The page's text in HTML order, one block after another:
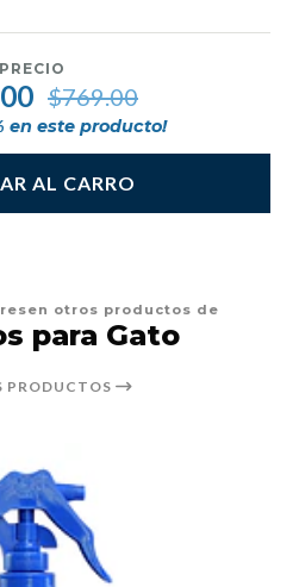
PRECIO
$769.00
en este producto!
AL CARRO
otros productos de
para Gato
PRODUCTOS